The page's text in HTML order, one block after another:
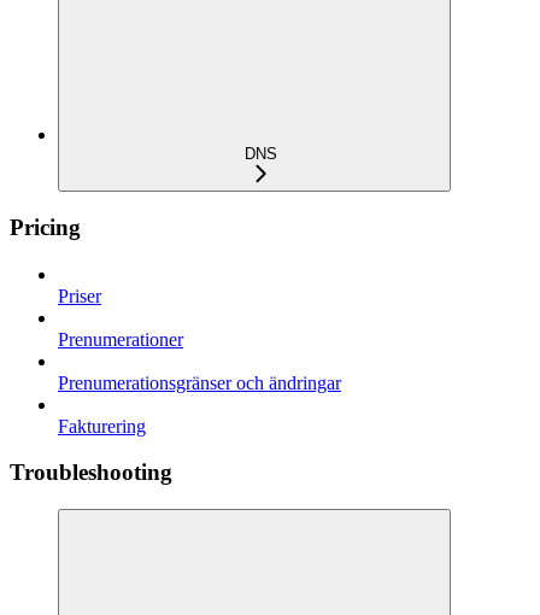
DNS
Pricing
Priser
Prenumerationer
Prenumerationsgränser och ändringar
Fakturering
Troubleshooting